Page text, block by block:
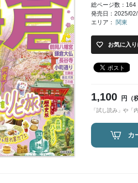
総ページ数：164
発売日：2025/
エリア： 関東
お気に入
1,100 円（
「試し読み」や「
カ